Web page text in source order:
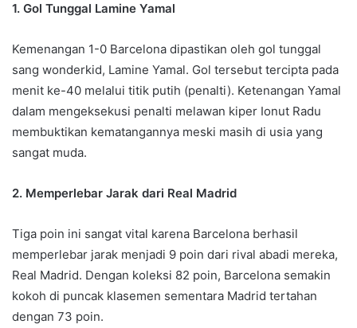
1. Gol Tunggal Lamine Yamal
Kemenangan 1-0 Barcelona dipastikan oleh gol tunggal
sang wonderkid, Lamine Yamal. Gol tersebut tercipta pada
menit ke-40 melalui titik putih (penalti). Ketenangan Yamal
dalam mengeksekusi penalti melawan kiper Ionut Radu
membuktikan kematangannya meski masih di usia yang
sangat muda.
2. Memperlebar Jarak dari Real Madrid
Tiga poin ini sangat vital karena Barcelona berhasil
memperlebar jarak menjadi 9 poin dari rival abadi mereka,
Real Madrid. Dengan koleksi 82 poin, Barcelona semakin
kokoh di puncak klasemen sementara Madrid tertahan
dengan 73 poin.